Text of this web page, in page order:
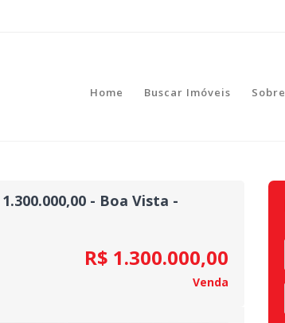
Home Buscar Imóveis Sobre
- Boa Vista -
R$ 1.300.000,00
Venda